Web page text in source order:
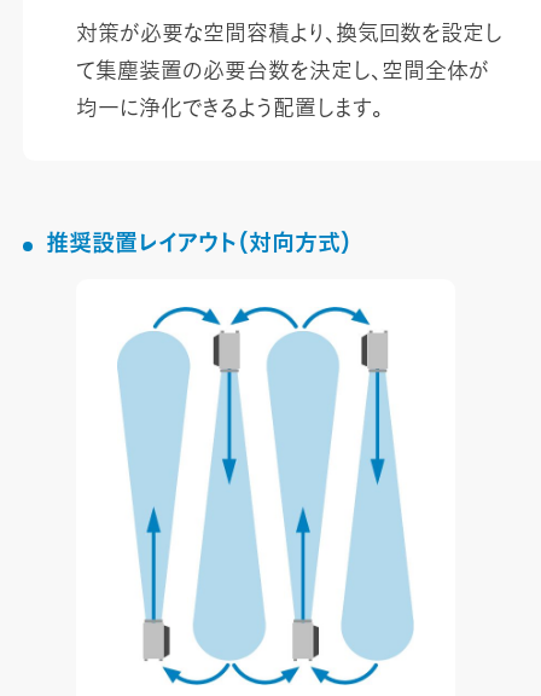
対策が必要な空間容積より、換気回数を設定し
て集塵装置の必要台数を決定し、空間全体が
均一に浄化できるよう配置します。
推奨設置レイアウト（対向方式）